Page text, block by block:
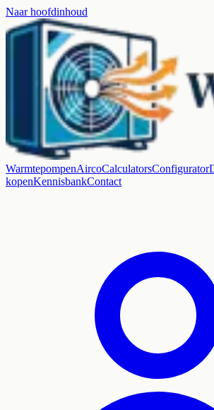
Naar hoofdinhoud
WarmtepompenAircoCalculatorsConfigurator
kopenKennisbankContact